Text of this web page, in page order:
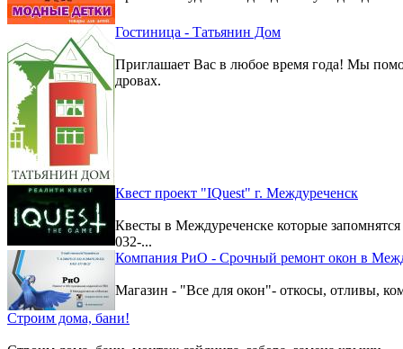
Гостиница - Татьянин Дом
Приглашает Вас в любое время года! Мы
дровах.
Квест проект "IQuest" г. Междуреченск
Квесты в Междуреченске которые
032-...
Компания РиО - Срочный ремонт окон в
Магазин - "Все для окон"- откосы, отливы,
Строим дома, бани!